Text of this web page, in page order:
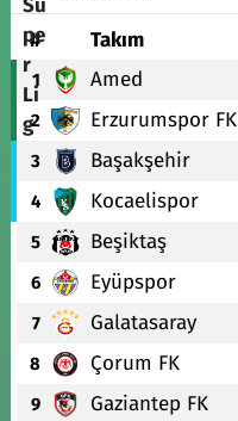
# Takım
1 Amed
2 Erzurumspor FK
3 Başakşehir
4 Kocaelispor
5 Beşiktaş
6 Eyüpspor
7 Galatasaray
8 Çorum FK
9 Gaziantep FK